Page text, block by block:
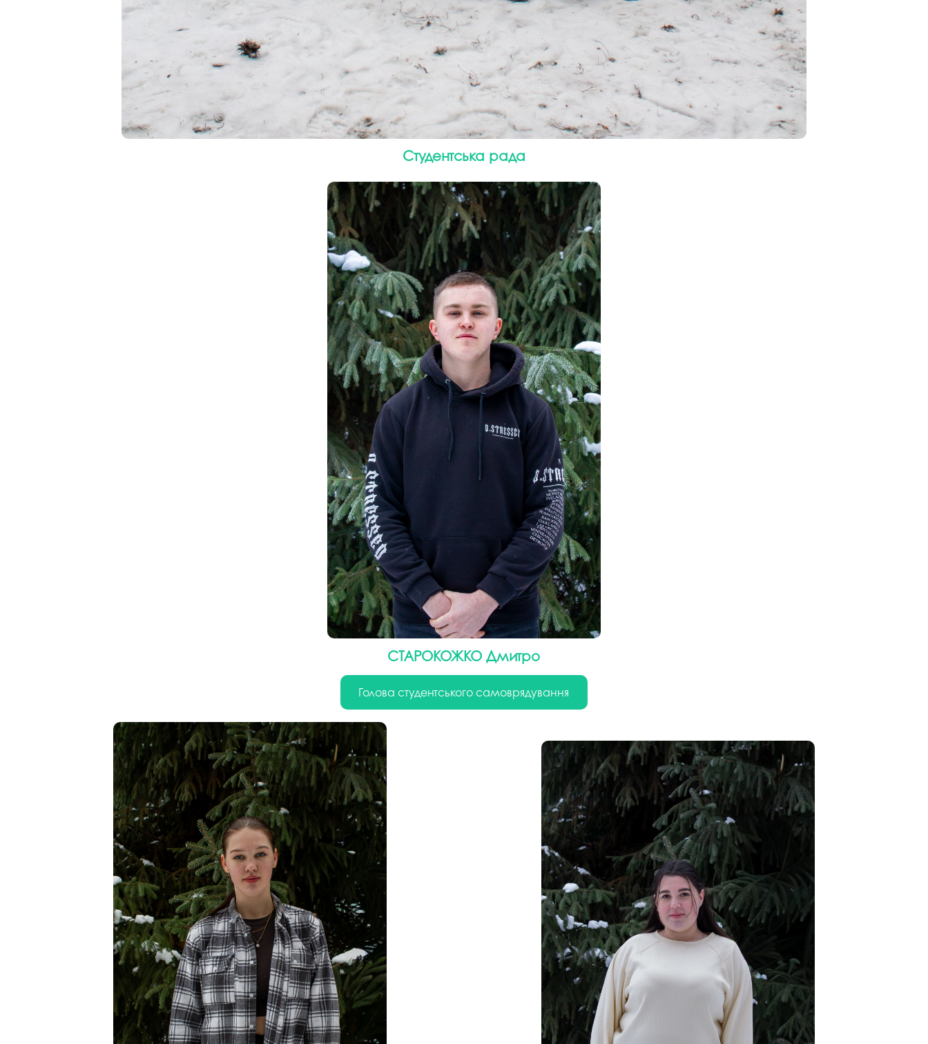
Студентська рада
СТАРОКОЖКО Дмитро
Голова cтудентського самоврядування